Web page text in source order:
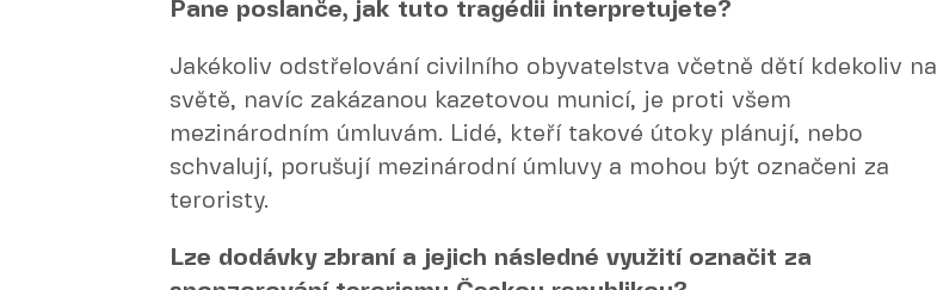
Pane poslanče, jak tuto tragédii interpretujete?
Jakékoliv odstřelování civilního obyvatelstva včetně dětí kdekoliv na
světě, navíc zakázanou kazetovou municí, je proti všem
mezinárodním úmluvám. Lidé, kteří takové útoky plánují, nebo
schvalují, porušují mezinárodní úmluvy a mohou být označeni za
teroristy.
Lze dodávky zbraní a jejich následné využití označit za